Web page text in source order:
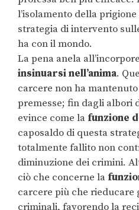
l’isolamento della
strategia di intervento
ha con il mondo.
La pena anela
insinuarsi nell’anima.
carcere non ha
premesse; fin dagli albori
evince come la funzione
caposaldo di questa
totalmente fallito non
diminuzione dei crimini.
ciò che concerne la
carcere più che
criminali, favorendo la